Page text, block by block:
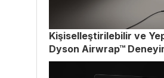
Kişiselleştirilebilir ve
Dyson Airwrap™